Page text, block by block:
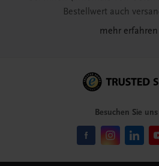
Bestellwert auch
mehr erfahren
Besuchen Sie